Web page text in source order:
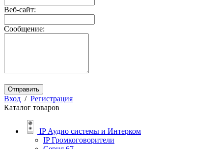
Веб-сайт:
Сообщение:
Отправить
Вход / Регистрация
Каталог товаров
IP Аудио системы и Интерком
IP Громкоговорители